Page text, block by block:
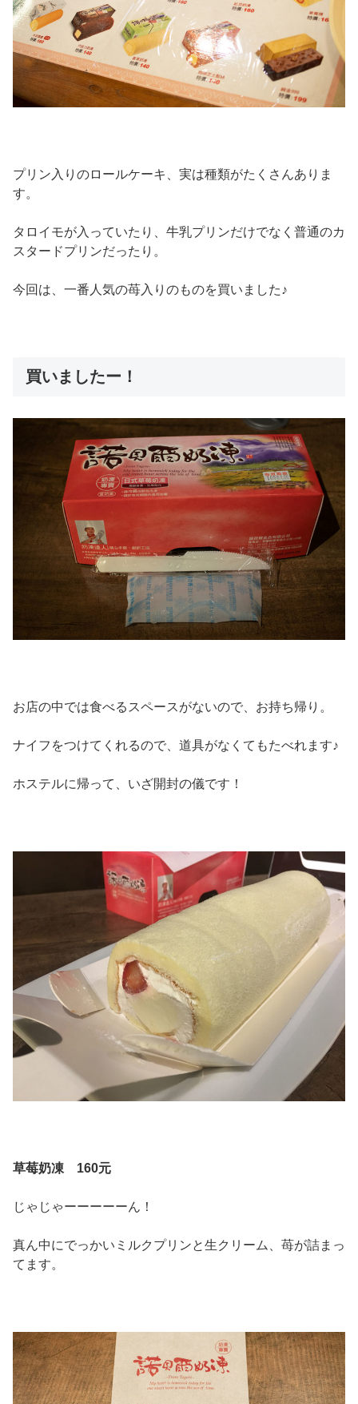
プリン入りのロールケーキ、実は種類がたくさんありま
す。
タロイモが入っていたり、牛乳プリンだけでなく普通のカ
スタードプリンだったり。
今回は、一番人気の苺入りのものを買いました♪
買いましたー！
お店の中では食べるスペースがないので、お持ち帰り。
ナイフをつけてくれるので、道具がなくてもたべれます♪
ホステルに帰って、いざ開封の儀です！
草莓奶凍 160元
じゃじゃーーーーーん！
真ん中にでっかいミルクプリンと生クリーム、苺が詰まっ
てます。